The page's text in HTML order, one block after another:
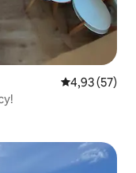
Середня
4,93 (57)